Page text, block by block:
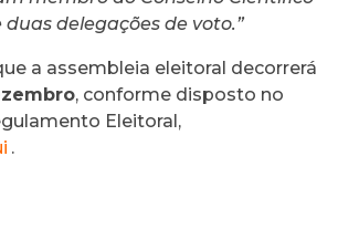
delegações de voto.”
a assembleia eleitoral decorrerá
, conforme disposto no
Eleitoral,
.